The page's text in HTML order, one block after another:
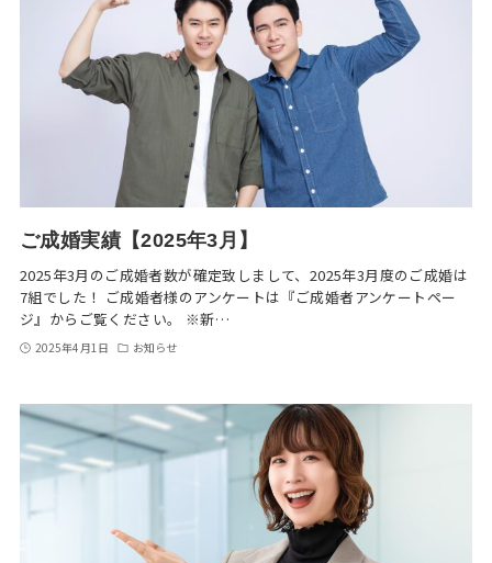
ご成婚実績【2025年3月】
2025年3月のご成婚者数が確定致しまして、2025年3月度のご成婚は
7組でした！ ご成婚者様のアンケートは『ご成婚者アンケートペー
ジ』からご覧ください。 ※新…
2025年4月1日 お知らせ